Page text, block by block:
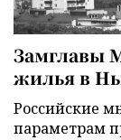
Замглавы
жилья в
Российские
параметрам